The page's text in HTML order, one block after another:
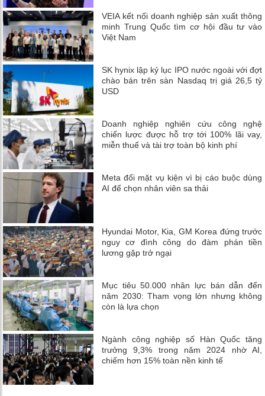
VEIA kết nối doanh nghiệp sản xuất thông
minh Trung Quốc tìm cơ hội đầu tư vào
Việt Nam
SK hynix lập kỷ lục IPO nước ngoài với đợt
chào bán trên sàn Nasdaq trị giá 26,5 tỷ
USD
Doanh nghiệp nghiên cứu công nghệ
chiến lược được hỗ trợ tới 100% lãi vay,
miễn thuế và tài trợ toàn bộ kinh phí
Meta đối mặt vụ kiện vì bị cáo buộc dùng
AI để chọn nhân viên sa thải
Hyundai Motor, Kia, GM Korea đứng trước
nguy cơ đình công do đàm phán tiền
lương gặp trở ngại
Mục tiêu 50.000 nhân lực bán dẫn đến
năm 2030: Tham vọng lớn nhưng không
còn là lựa chọn
Ngành công nghiệp số Hàn Quốc tăng
trưởng 9,3% trong năm 2024 nhờ AI,
chiếm hơn 15% toàn nền kinh tế